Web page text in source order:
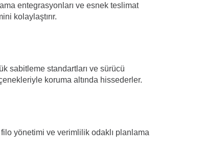
entegrasyonları ve esnek teslimat
kolaylaştırır.
sabitleme standartları ve sürücü
koruma altında hissederler.
yönetimi ve verimlilik odaklı planlama